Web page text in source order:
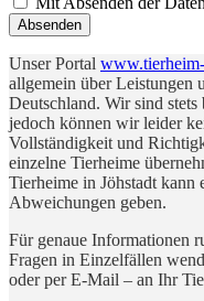
Absenden
Unser Portal
allgemein über Leistungen
Deutschland. Wir sind stets
jedoch können wir leider
Vollständigkeit und
einzelne Tierheime
Tierheime in Jöhstadt kann
Abweichungen geben.
Für genaue Informationen
Fragen in Einzelfällen
oder per E-Mail – an Ihr